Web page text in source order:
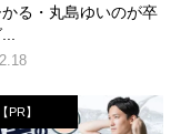
かる・丸島ゆいのが卒
【PR】